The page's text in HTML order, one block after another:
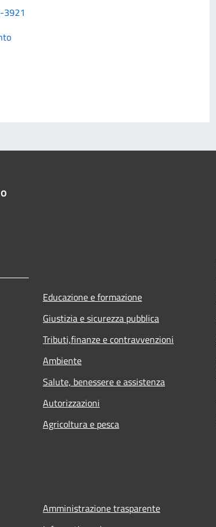
3921
Educazione e formazione
Giustizia e sicurezza pubblica
Tributi,finanze e contravvenzioni
Ambiente
Salute, benessere e assistenza
Autorizzazioni
Agricoltura e pesca
Amministrazione trasparente